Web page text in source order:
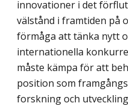
innovationer i det
välstånd i framtiden på
förmåga att tänka nytt
internationella
måste kämpa för att
position som
forskning och